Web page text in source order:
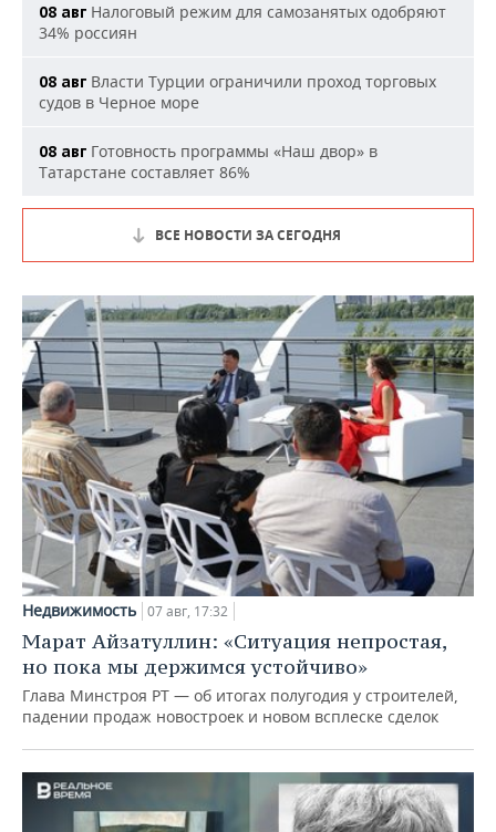
08 авг Налоговый режим для самозанятых одобряют
34% россиян
08 авг Власти Турции ограничили проход торговых
судов в Черное море
08 авг Готовность программы «Наш двор» в
Татарстане составляет 86%
ВСЕ НОВОСТИ ЗА СЕГОДНЯ
Недвижимость 07 авг, 17:32
Марат Айзатуллин: «Ситуация непростая,
но пока мы держимся устойчиво»
Глава Минстроя РТ — об итогах полугодия у строителей,
падении продаж новостроек и новом всплеске сделок